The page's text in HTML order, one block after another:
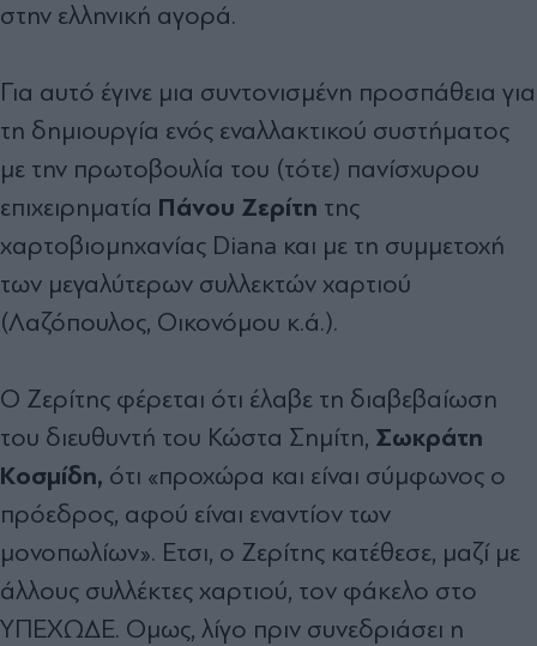
στην ελληνική αγορά.
Για αυτό έγινε µια συντονισµένη προσπάθεια για
τη δηµιουργία ενός εναλλακτικού συστήµατος
µε την πρωτοβουλία του (τότε) πανίσχυρου
επιχειρηµατία Πάνου Ζερίτη της
χαρτοβιοµηχανίας Diana και µε τη συµµετοχή
των µεγαλύτερων συλλεκτών χαρτιού
(Λαζόπουλος, Οικονόµου κ.ά.).
Ο Ζερίτης φέρεται ότι έλαβε τη διαβεβαίωση
του διευθυντή του Κώστα Σηµίτη, Σωκράτη
Κοσµίδη, ότι «προχώρα και είναι σύµφωνος ο
πρόεδρος, αφού είναι εναντίον των
µονοπωλίων». Ετσι, ο Ζερίτης κατέθεσε, µαζί µε
άλλους συλλέκτες χαρτιού, τον φάκελο στο
ΥΠΕΧΩ∆Ε. Οµως, λίγο πριν συνεδριάσει η